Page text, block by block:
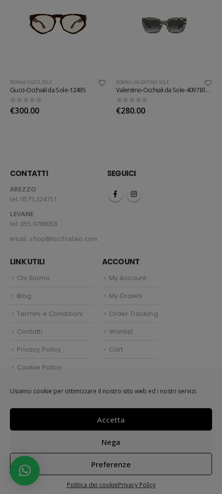
Usiamo cookie per ottimizzare il nostro sito web ed i nostri servizi.
Accetta
Nega
Preferenze
Politica dei cookiePrivacy Policy
DONNA, GUCCI SOLE
Gucci-Occhiali da Sole-1248S
0out of 5
€300.00
DONNA, VALENTINO SOLE
Valentino-Occhiali da Sole-4097 Black/White
0out of 5
€280.00
CONTATTI
AREZZO
tel. 0575.324751
LEVANE
tel. 055.9788058
email. shop@locchialaio.com
SEGUICI
LINK UTILI
Chi Siamo
Blog
Termini e Condizioni
Contatti
Privacy Policy
Cookie Policy
ACCOUNT
My Account
My Orders
Order Tracking
Wishlist
Cart
© 2021.